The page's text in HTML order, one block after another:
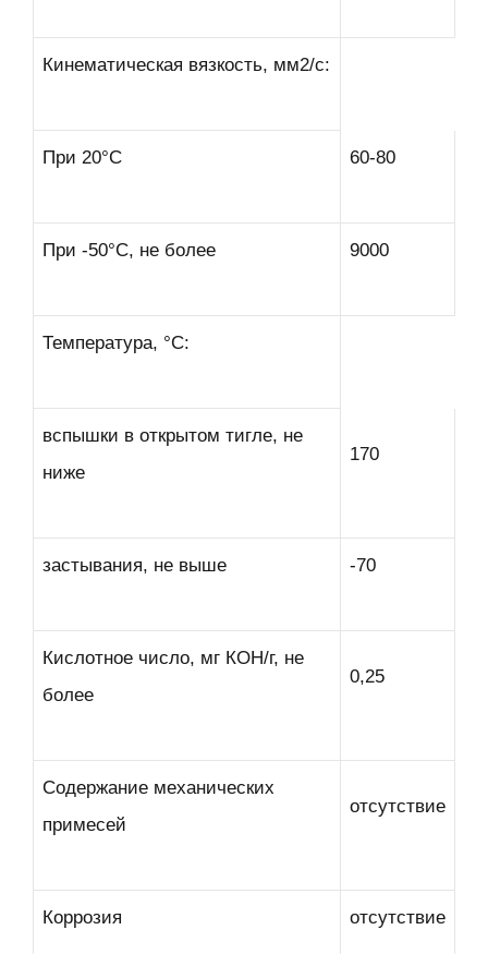
Кинематическая вязкость, мм2/с:
При 20°С 60-80
При -50°С, не более 9000
Температура, °С:
вспышки в открытом тигле, не
ниже
170
застывания, не выше -70
Кислотное число, мг КОН/г, не
более
0,25
Содержание механических
примесей
отсутствие
Коррозия отсутствие